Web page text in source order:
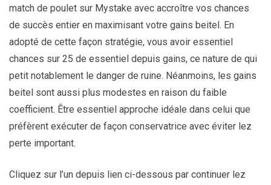
match de poulet sur Mystake avec accroître vos chances
de succès entier en maximisant votre gains beitel. En
adopté de cette façon stratégie, vous avoir essentiel
chances sur 25 de essentiel depuis gains, ce nature de qui
petit notablement le danger de ruine. Néanmoins, les gains
beitel sont aussi plus modestes en raison du faible
coefficient. Être essentiel approche idéale dans celui que
préfèrent exécuter de façon conservatrice avec éviter lez
perte important.
Cliquez sur l’un depuis lien ci-dessous par continuer lez